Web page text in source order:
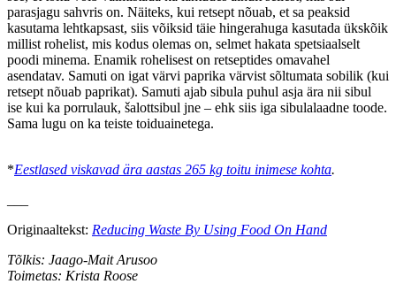
parasjagu sahvris on. Näiteks, kui retsept nõuab, et sa peaksid
kasutama lehtkapsast, siis võiksid täie hingerahuga kasutada ükskõik
millist rohelist, mis kodus olemas on, selmet hakata spetsiaalselt
poodi minema. Enamik rohelisest on retseptides omavahel
asendatav. Samuti on igat värvi paprika värvist sõltumata sobilik (kui
retsept nõuab paprikat). Samuti ajab sibula puhul asja ära nii sibul
ise kui ka porrulauk, šalottsibul jne – ehk siis iga sibulalaadne toode.
Sama lugu on ka teiste toiduainetega.
*Eestlased viskavad ära aastas 265 kg toitu inimese kohta.
Originaaltekst: Reducing Waste By Using Food On Hand
Tõlkis: Jaago-Mait Arusoo
Toimetas: Krista Roose